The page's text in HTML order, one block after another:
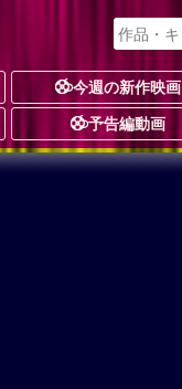
今週の新作映画
予告編動画